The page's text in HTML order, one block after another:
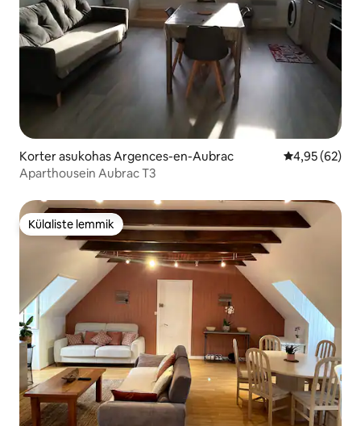
Korter asukohas Argences-en-Aubrac Keskmine
4,95 (62)
Aparthousein Aubrac T3
Külaliste lemmik
Külaliste lemmik